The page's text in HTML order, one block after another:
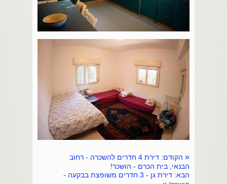
« הקודם:
דירת 4 חדרים להשכרה - רחוב
הבנאי, בית הכרם - הושכר!
הבא:
דירת גן - 3 חדרים משופצת בבקעה -